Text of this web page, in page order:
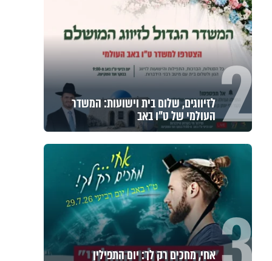
2 לזיווגים, שלום בית וישועות: המשדר
העולמי של ט"ו באב
אחי, מחכים רק לך: יום התפילין